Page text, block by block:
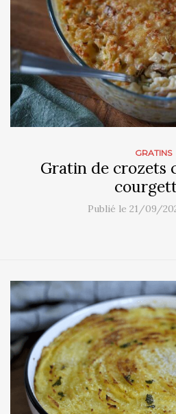
GRATINS
Gratin de crozets
Publié le 21/09/